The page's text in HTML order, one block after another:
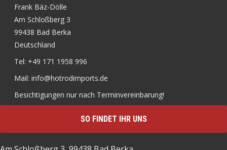
Frank Bäz-Dölle
Am Schloßberg 3
99438 Bad Berka
Deutschland
Tel: +49 171 1958 996
Mail: info@hotrodimports.de
Besichtigungen nur nach Terminvereinbarung!
SO FINDET IHR UNS